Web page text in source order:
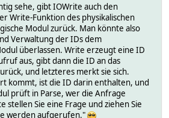
sehe, gibt IOWrite auch den
Write-Funktion des physikalischen
Modul zurück. Man könnte also
Verwaltung der IDs dem
überlassen. Write erzeugt eine ID
aus, gibt dann die ID an das
und letzteres merkt sie sich.
kommt, ist die ID darin enthalten, und
prüft in Parse, wer die Anfrage
stellen Sie eine Frage und ziehen Sie
werden aufgerufen."